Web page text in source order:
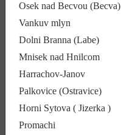
Osek nad Becvou (Becva)
Vankuv mlyn
Dolni Branna (Labe)
Mnisek nad Hnilcom
Harrachov-Janov
Palkovice (Ostravice)
Horni Sytova ( Jizerka )
Promachi